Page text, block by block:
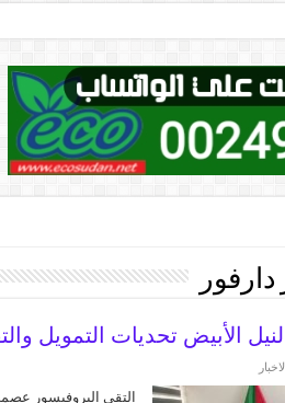
دارفور
الأبيض تحديات التمويل
التقى البروفيسور